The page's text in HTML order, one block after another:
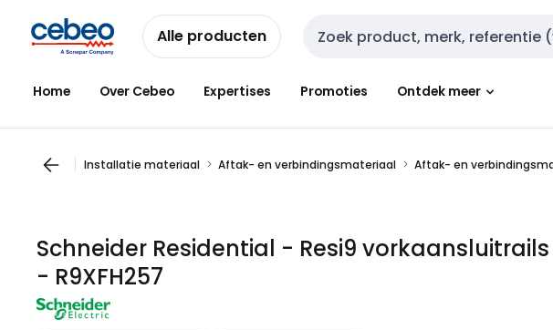
naar
navigatie
naar
inhoud
Alle producten Zoekveld invoer
Home Over Cebeo Expertises Promoties Ontdek meer
Installatie materiaal Aftak- en verbindingsmateriaal Aftak- en
Schneider Residential - Resi9
- R9XFH257